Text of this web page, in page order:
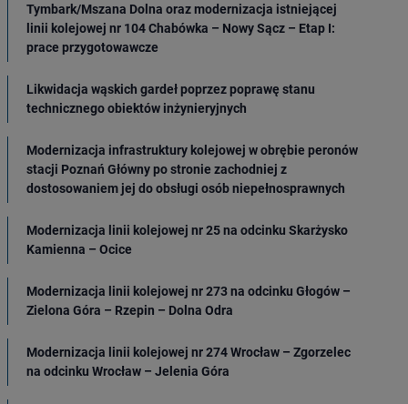
Tymbark/Mszana Dolna oraz modernizacja istniejącej
linii kolejowej nr 104 Chabówka – Nowy Sącz – Etap I:
prace przygotowawcze
Likwidacja wąskich gardeł poprzez poprawę stanu
technicznego obiektów inżynieryjnych
Modernizacja infrastruktury kolejowej w obrębie peronów
stacji Poznań Główny po stronie zachodniej z
dostosowaniem jej do obsługi osób niepełnosprawnych
Modernizacja linii kolejowej nr 25 na odcinku Skarżysko
Kamienna – Ocice
Modernizacja linii kolejowej nr 273 na odcinku Głogów –
Zielona Góra – Rzepin – Dolna Odra
Modernizacja linii kolejowej nr 274 Wrocław – Zgorzelec
na odcinku Wrocław – Jelenia Góra